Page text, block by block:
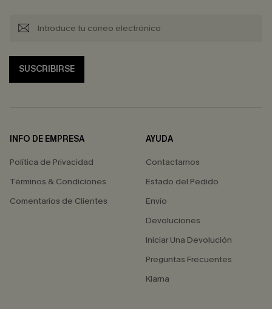
SUSCRIBIRSE
INFO DE EMPRESA
Política de Privacidad
Términos & Condiciones
Comentarios de Clientes
AYUDA
Contactarnos
Estado del Pedido
Envío
Devoluciones
Iniciar Una Devolución
Preguntas Frecuentes
Klarna